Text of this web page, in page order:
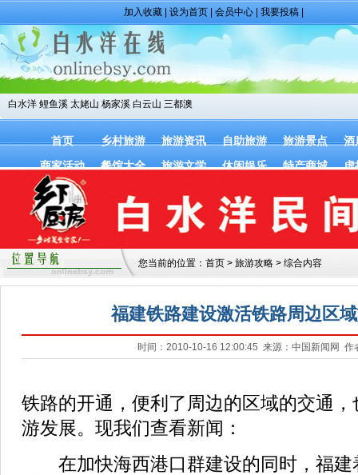
加入收藏 设为首页 会员中心 我要投稿
白水洋 鲤鱼溪 太姥山 杨家溪 白云山 三都澳
首页 乡村旅游 旅游资讯 自助旅游 旅游景点
酒
商家活动
餐馆大全 旅游文学 休闲娱乐 特产商城 虚
您当前的位置： 首页 > 旅游攻略 > 综合内容
福建铁路建设激活铁路周边区
时间：2010-10-16 12:00:45 来源：中国新闻网 作
铁路的开通，便利了周边的区域的交通
游发展。现我们查看新闻：
在加快海西港口群建设的同时，福建